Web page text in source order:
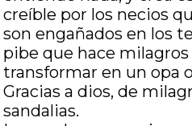
creíble por los necios
son engañados en los
pibe que hace
transformar en un opa
Gracias a dios, de
sandalias.